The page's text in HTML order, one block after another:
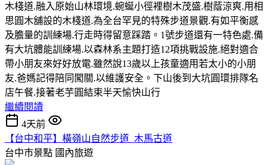
木棧道.融入原始山林環境.蜿蜒小徑裡樹木茂盛.樹蔭涼爽.用相
思圓木舖設的木棧道.為全台罕見的特殊步道景觀.有如平衡感
及膽量的訓練場.行走時得留意踩踏。1號步道還有一特色處.備
有大坑體能訓練場.以森林系主題打造12項挑戰設施.絕對適合
帶小朋友來好好放電.雖然說13歲以上孩童適用若太小的小朋
友.爸媽記得陪同闖關.以維護安全。下山後到大坑圓環排隊名
店午餐.接著老芋圓結束半天愉快山行
繼續閱讀
4天前
【台中和平】橫嶺山自然步道_木馬古道
台中市景點 國內旅遊